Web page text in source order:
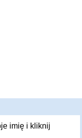
imię i kliknij